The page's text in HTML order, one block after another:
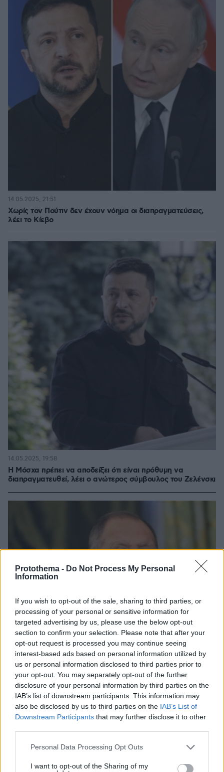
Protothema - Do Not Process My Personal
Information
If you wish to opt-out of the sale, sharing to third parties, or
processing of your personal or sensitive information for
targeted advertising by us, please use the below opt-out
section to confirm your selection. Please note that after your
opt-out request is processed you may continue seeing
interest-based ads based on personal information utilized by
us or personal information disclosed to third parties prior to
your opt-out. You may separately opt-out of the further
disclosure of your personal information by third parties on the
IAB’s list of downstream participants. This information may
also be disclosed by us to third parties on the IAB’s List of
Downstream Participants that may further disclose it to other
Please note that this website/app uses one or more Google
not limited to your visit or usage behaviour. You may click to
Personal Data Processing Opt Outs
I want to opt-out of the Sharing of my
Χωρίς τον Πούτιν δεν έχουν νόημα οι διαπραγματεύσεις,
λέει το Κίεβο
14.05.2025, 21:51
Η Μόσχα πρέπει να αποδείξει ότι είναι πρόθυμη να
διαπραγματευθεί, λέει ο ανώτερος σύμβουλος του Ζελένσκι
14.05.2025, 19:58
Δεν θα συμμετάσχει στις συνομιλίες στην
14.05.2025, 18:02